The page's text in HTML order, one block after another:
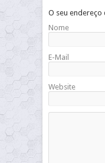
O seu endereço
Nome
E-Mail
Website